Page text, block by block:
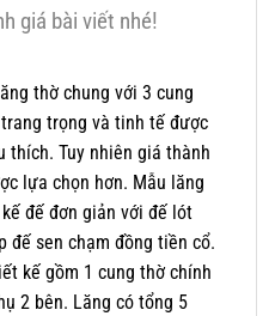
giá bài viết nhé!
thờ chung với 3 cung
trọng và tinh tế được
thích. Tuy nhiên giá thành
lựa chọn hơn. Mẫu lăng
đế đơn giản với đế lót
đế sen chạm đồng tiền cổ.
kế gồm 1 cung thờ chính
2 bên. Lăng có tổng 5